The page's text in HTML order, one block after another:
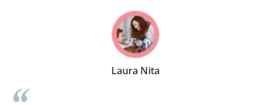
Laura Nita